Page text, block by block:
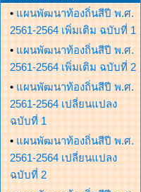
• แผนพัฒนาท้องถิ่นสีปี พ.ศ.
2561-2564 เพิ่มเติม ฉบับที่ 1
• แผนพัฒนาท้องถิ่นสีปี พ.ศ.
2561-2564 เพิ่มเติม ฉบับที่ 2
• แผนพัฒนาท้องถิ่นสีปี พ.ศ.
2561-2564 เปลี่ยนแปลง
ฉบับที่ 1
• แผนพัฒนาท้องถิ่นสีปี พ.ศ.
2561-2564 เปลี่ยนแปลง
ฉบับที่ 2